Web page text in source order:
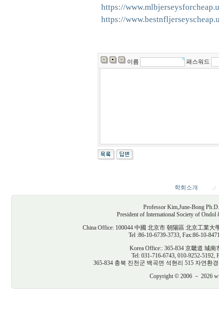
https://
https://
이름 패스워드
학회소개 ../
Professor Kim,June-Bong
President of International Society of Ondol
China Office: 100044 中國 北京市 朝陽區 北京工業
Tel :86-10-6739-3733, Fax:86-10-
Korea Office:: 365-834 京畿道 城
Tel: 031-716-6743, 010-9252-5192,
365-834 충북 진천군 백곡면 석현리 515 자연환경
Copyright © 2006 － 2026